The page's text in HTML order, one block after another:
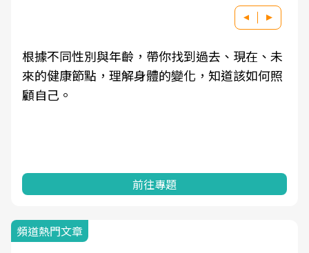
根據不同性別與年齡，帶你找到過去、現在、未
來的健康節點，理解身體的變化，知道該如何照
顧自己。
前往專題
頻道熱門文章